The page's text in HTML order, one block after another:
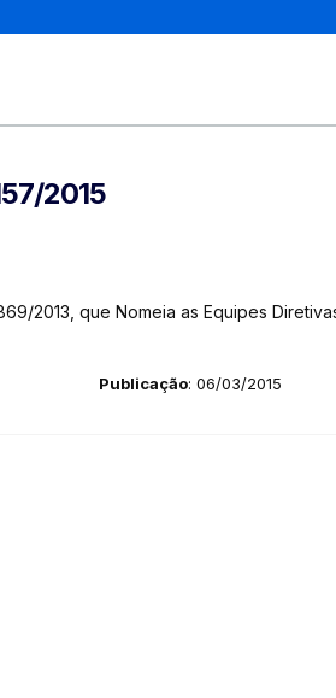
2015
2013, que Nomeia as Equipes
Publicação: 06/03/2015